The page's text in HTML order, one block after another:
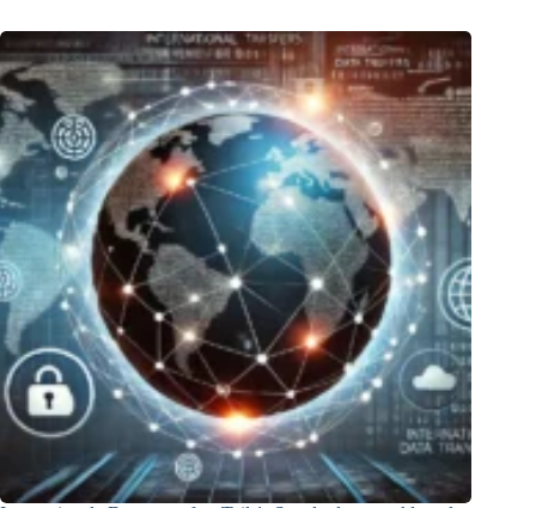
Transfer
Impact
Assessment